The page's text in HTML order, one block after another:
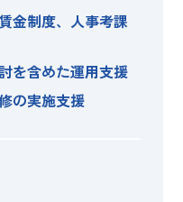
金制度、人事考課
を含めた運用支援
の実施支援